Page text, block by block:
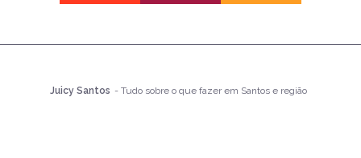
Juicy Santos - Tudo sobre o que fazer em Santos e região